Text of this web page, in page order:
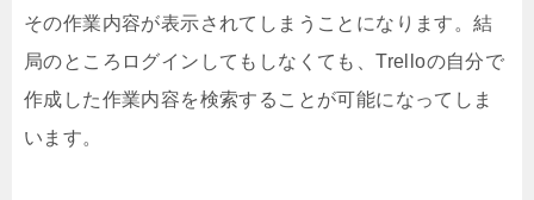
その作業内容が表示されてしまうことになります。結
局のところログインしてもしなくても、Trelloの自分で
作成した作業内容を検索することが可能になってしま
います。